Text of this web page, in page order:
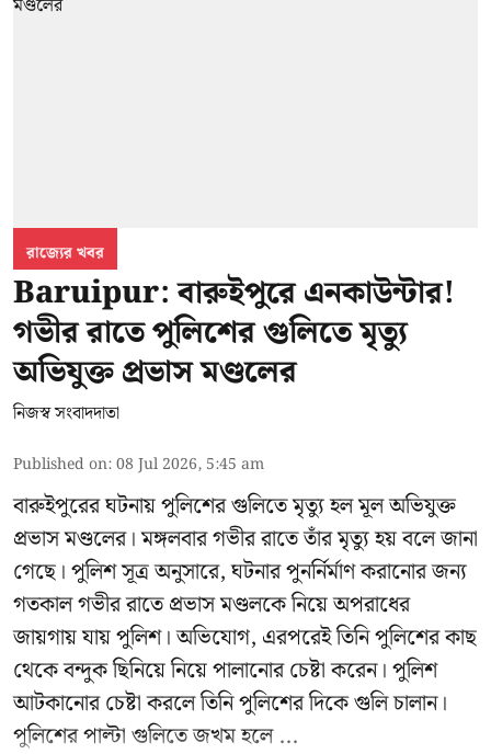
রাজ্যের খবর
Baruipur: বারুইপুরে এনকাউন্টার!
গভীর রাতে পুলিশের গুলিতে মৃত্যু
অভিযুক্ত প্রভাস মণ্ডলের
নিজস্ব সংবাদদাতা
Published on:08 Jul 2026, 5:45 am
বারুইপুরের ঘটনায় পুলিশের গুলিতে মৃত্যু হল মূল অভিযুক্ত
প্রভাস মণ্ডলের। মঙ্গলবার গভীর রাতে তাঁর মৃত্যু হয় বলে জানা
গেছে। পুলিশ সূত্র অনুসারে, ঘটনার পুনর্নির্মাণ করানোর জন্য
গতকাল গভীর রাতে প্রভাস মণ্ডলকে নিয়ে অপরাধের
জায়গায় যায় পুলিশ। অভিযোগ, এরপরেই তিনি পুলিশের কাছ
থেকে বন্দুক ছিনিয়ে নিয়ে পালানোর চেষ্টা করেন। পুলিশ
আটকানোর চেষ্টা করলে তিনি পুলিশের দিকে গুলি চালান।
পুলিশের পাল্টা গুলিতে জখম হলে ...